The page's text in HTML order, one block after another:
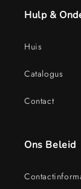
Hulp &
Huis
Catalogus
Contact
Ons Beleid